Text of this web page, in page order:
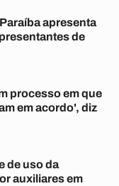
apresenta
de
processo em que
em acordo', diz
de uso da
auxiliares em